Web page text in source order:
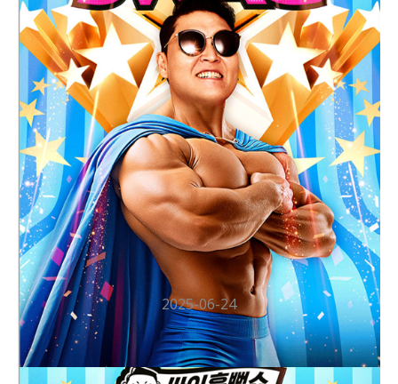
기타
2025년 싸이흠뻑쇼
SUMMERSWAG2025
2025-06-24